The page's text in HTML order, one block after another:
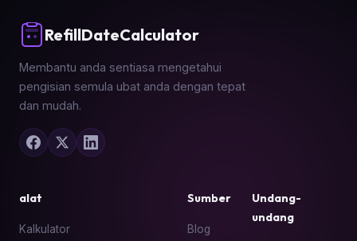
RefillDateCalculator
Membantu anda sentiasa mengetahui
pengisian semula ubat anda dengan tepat
dan mudah.
alat
Kalkulator
Sumber
Blog
Undang-
undang